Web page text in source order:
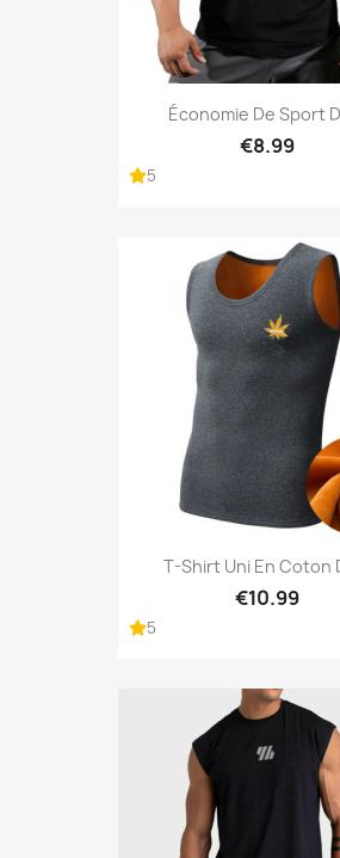
Économie De Sport
€8.99
5
T-Shirt Uni En Coton
€10.99
5